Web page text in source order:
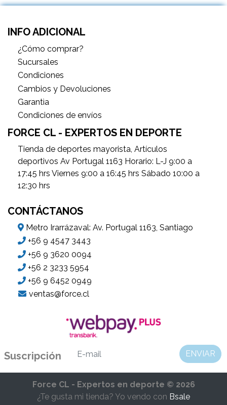
INFO ADICIONAL
¿Cómo comprar?
Sucursales
Condiciones
Cambios y Devoluciones
Garantìa
Condiciones de envíos
FORCE CL - EXPERTOS EN DEPORTE
Tienda de deportes mayorista, Artículos
deportivos Av Portugal 1163 Horario: L-J 9:00 a
17:45 hrs Viernes 9:00 a 16:45 hrs Sábado 10:00 a
12:30 hrs
CONTÁCTANOS
Metro Irarrázaval: Av. Portugal 1163, Santiago
+56 9 4547 3443
+56 9 3620 0094
+56 2 3233 5954
+56 9 6452 0949
ventas@force.cl
Suscripción ENVIAR
Force CL - Expertos en deporte © 2026
¿Te gusta mi tienda? Yo vendo con Bsale